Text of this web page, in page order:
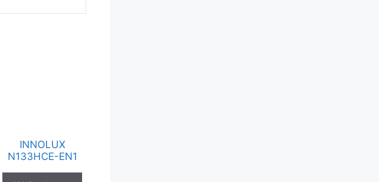
INNOLUX
N133HCE-EN1